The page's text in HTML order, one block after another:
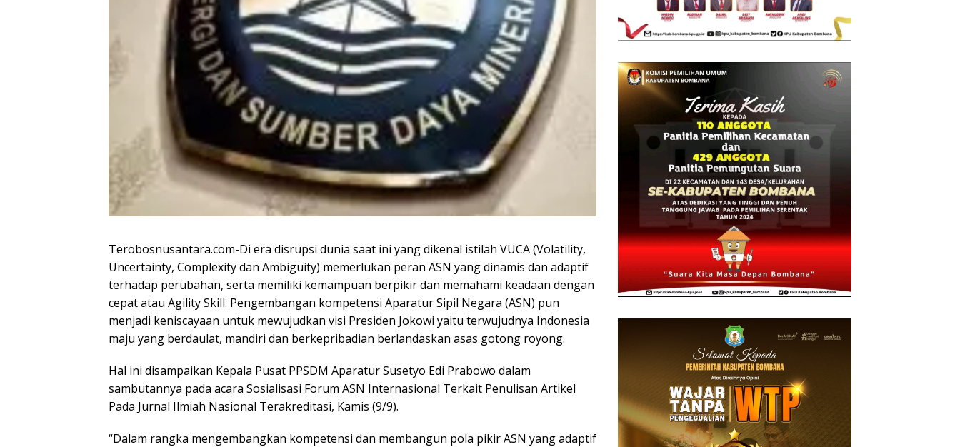
Terobosnusantara.com-Di era disrupsi dunia saat ini yang dikenal istilah VUCA (Volatility,
Uncertainty, Complexity dan Ambiguity) memerlukan peran ASN yang dinamis dan adaptif
terhadap perubahan, serta memiliki kemampuan berpikir dan memahami keadaan dengan
cepat atau Agility Skill. Pengembangan kompetensi Aparatur Sipil Negara (ASN) pun
menjadi keniscayaan untuk mewujudkan visi Presiden Jokowi yaitu terwujudnya Indonesia
maju yang berdaulat, mandiri dan berkepribadian berlandaskan asas gotong royong.
Hal ini disampaikan Kepala Pusat PPSDM Aparatur Susetyo Edi Prabowo dalam
sambutannya pada acara Sosialisasi Forum ASN Internasional Terkait Penulisan Artikel
Pada Jurnal Ilmiah Nasional Terakreditasi, Kamis (9/9).
“Dalam rangka mengembangkan kompetensi dan membangun pola pikir ASN yang adaptif